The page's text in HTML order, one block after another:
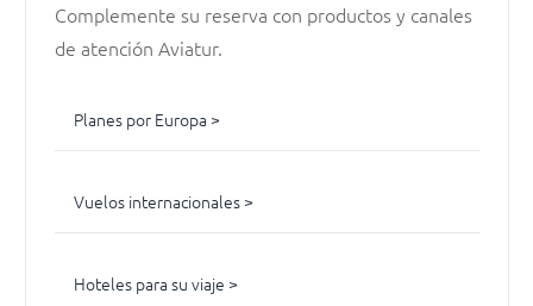
Complemente su reserva con productos y canales
de atención Aviatur.
Planes por Europa >
Vuelos internacionales >
Hoteles para su viaje >